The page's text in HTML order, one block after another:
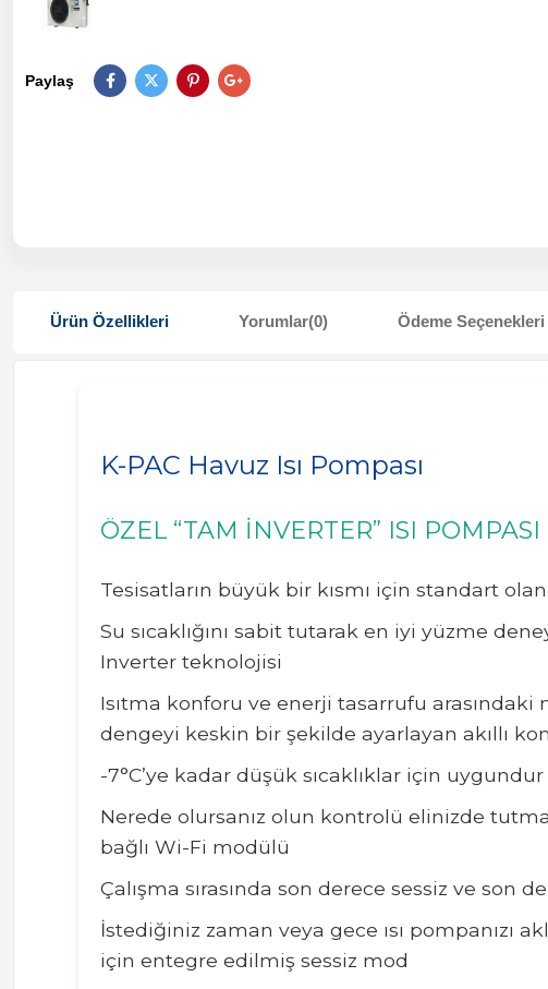
Paylaş
Ürün Özellikleri Yorumlar(0) Ödeme Seçenekleri
K-PAC Havuz Isı Pompası
ÖZEL “TAM İNVERTER” ISI POMPASI
Tesisatların büyük bir kısmı için standart olan
Su sıcaklığını sabit tutarak en iyi yüzme
Inverter teknolojisi
Isıtma konforu ve enerji tasarrufu arasındaki
dengeyi keskin bir şekilde ayarlayan akıllı
-7°C’ye kadar düşük sıcaklıklar için uygundur
Nerede olursanız olun kontrolü elinizde
bağlı Wi-Fi modülü
Çalışma sırasında son derece sessiz ve son
İstediğiniz zaman veya gece ısı pompanızı
için entegre edilmiş sessiz mod